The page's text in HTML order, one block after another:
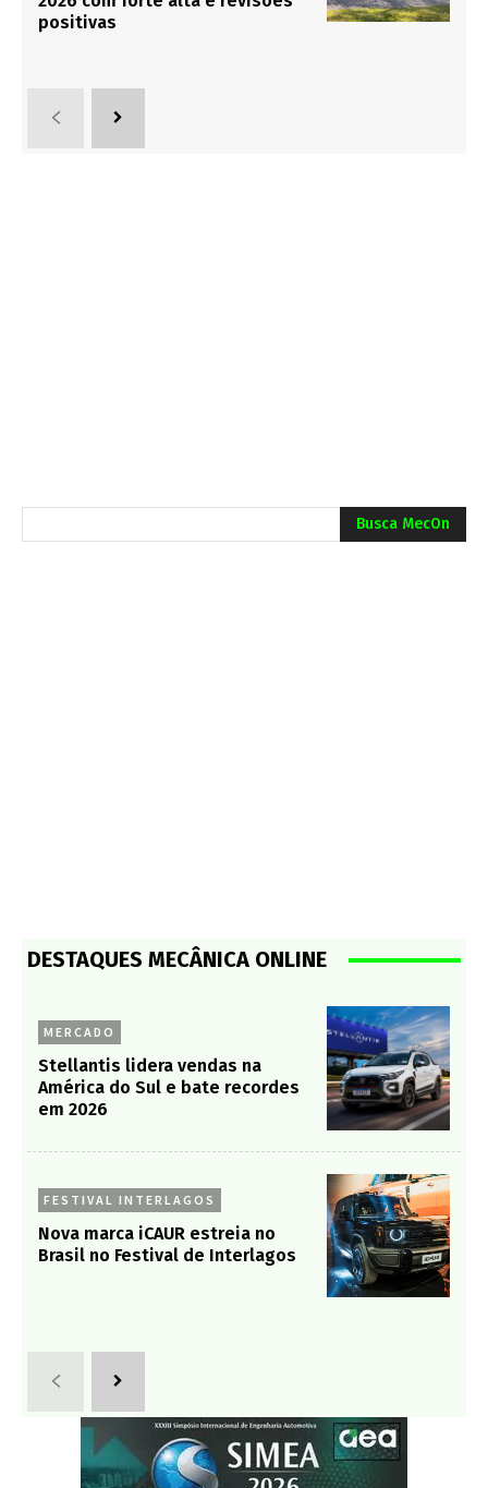
positivas
Busca MecOn
DESTAQUES MECÂNICA ONLINE
MERCADO
Stellantis lidera vendas na
América do Sul e bate recordes
em 2026
FESTIVAL INTERLAGOS
Nova marca iCAUR estreia no
Brasil no Festival de Interlagos